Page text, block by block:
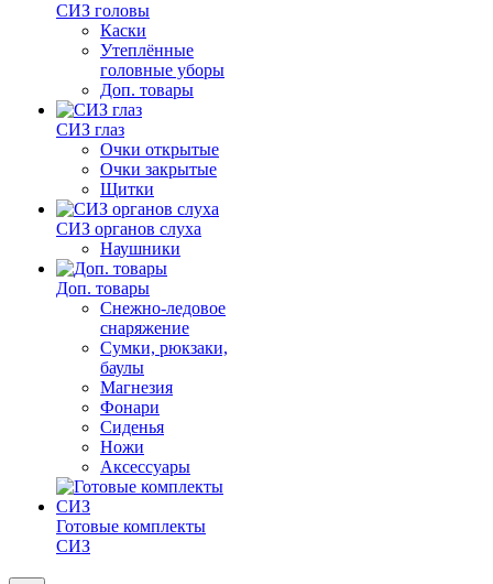
СИЗ головы
Каски
Утеплённые
головные уборы
Доп. товары
СИЗ глаз
Очки открытые
Очки закрытые
Щитки
СИЗ органов слуха
Наушники
Доп. товары
Снежно-ледовое
снаряжение
Сумки, рюкзаки,
баулы
Магнезия
Фонари
Сиденья
Ножи
Аксессуары
Готовые комплекты
СИЗ